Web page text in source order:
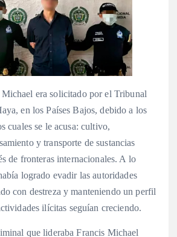
era solicitado por el Tribunal
en los Países Bajos, debido a los
cuales se le acusa: cultivo,
y transporte de sustancias
de fronteras internacionales. A lo
logrado evadir las autoridades
con destreza y manteniendo un perfil
ilícitas seguían creciendo.
que lideraba Francis Michael